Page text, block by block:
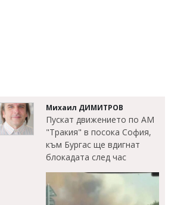
Михаил ДИМИТРОВ
Пускат движението по АМ
"Тракия" в посока София,
към Бургас ще вдигнат
блокадата след час